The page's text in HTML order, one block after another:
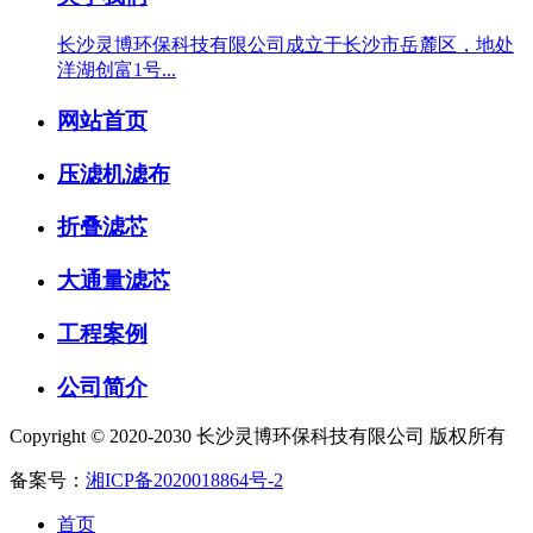
长沙灵博环保科技有限公司成立于长沙市岳麓区，地处
洋湖创富1号...
网站首页
压滤机滤布
折叠滤芯
大通量滤芯
工程案例
公司简介
Copyright © 2020-2030 长沙灵博环保科技有限公司 版权所有
备案号： 湘ICP备2020018864号-2
首页